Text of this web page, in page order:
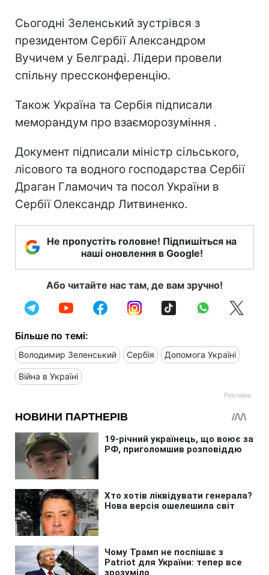
Сьогодні Зеленський зустрівся з
президентом Сербії Александром
Вучичем у Белграді. Лідери провели
спільну прессконференцію.
Також Україна та Сербія підписали
меморандум про взаєморозуміння .
Документ підписали міністр сільського,
лісового та водного господарства Сербії
Драган Гламочич та посол України в
Сербії Олександр Литвиненко.
Не пропустіть головне! Підпишіться на
наші оновлення в Google!
Або читайте нас там, де вам зручно!
Більше по темі:
Володимир Зеленський Сербія Допомога Україні
Війна в Україні